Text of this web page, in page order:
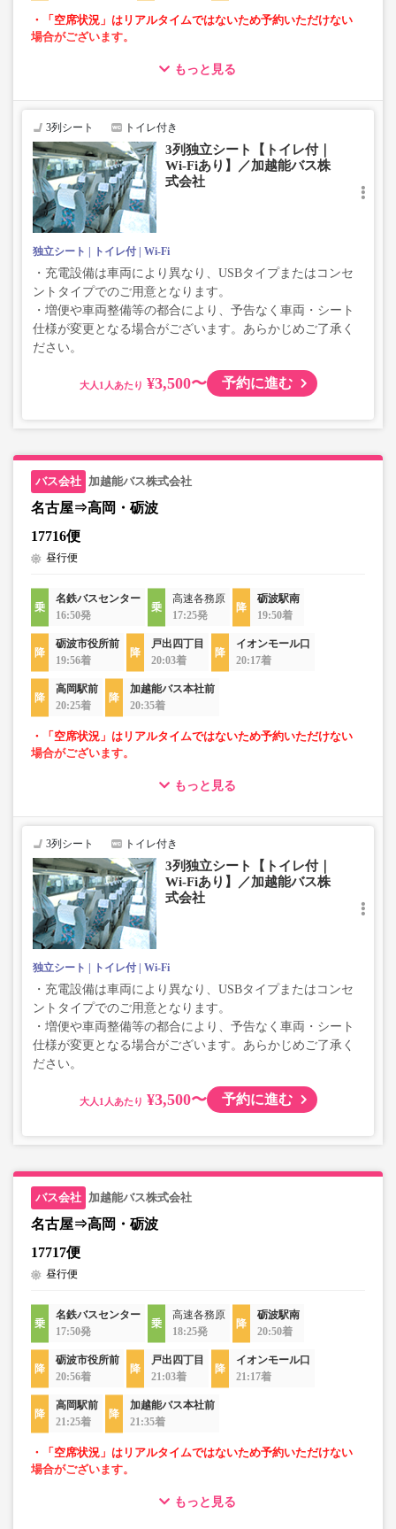
・「空席状況」はリアルタイムではないため予約いただけない
場合がございます。
・ゆったり過ごせる3列独立シート車両での運行
・移動時間を快適に過ごせるWi-Fi付
もっと見る
3列シート トイレ付き
3列独立シート【トイレ付｜
Wi-Fiあり】／加越能バス株
式会社
独立シート トイレ付 Wi-Fi
・充電設備は車両により異なり、USBタイプまたはコンセ
ントタイプでのご用意となります。
・増便や車両整備等の都合により、予告なく車両・シート
仕様が変更となる場合がございます。あらかじめご了承く
ださい。
大人 ¥3,500〜 予約に進む
加越能バス株式会社
名古屋⇒高岡・砺波
17716便
昼行便
名鉄バスセンター
16:50発
高速各務原
17:25発
砺波駅南
19:50着
砺波市役所前
19:56着
戸出四丁目
20:03着
イオンモール口
20:17着
高岡駅前
20:25着
加越能バス本社前
20:35着
・「空席状況」はリアルタイムではないため予約いただけない
場合がございます。
・ゆったり過ごせる3列独立シート車両での運行
・移動時間を快適に過ごせるWi-Fi付
もっと見る
3列シート トイレ付き
3列独立シート【トイレ付｜
Wi-Fiあり】／加越能バス株
式会社
独立シート トイレ付 Wi-Fi
・充電設備は車両により異なり、USBタイプまたはコンセ
ントタイプでのご用意となります。
・増便や車両整備等の都合により、予告なく車両・シート
仕様が変更となる場合がございます。あらかじめご了承く
ださい。
大人 ¥3,500〜 予約に進む
加越能バス株式会社
名古屋⇒高岡・砺波
17717便
昼行便
名鉄バスセンター
17:50発
高速各務原
18:25発
砺波駅南
20:50着
砺波市役所前
20:56着
戸出四丁目
21:03着
イオンモール口
21:17着
高岡駅前
21:25着
加越能バス本社前
21:35着
・「空席状況」はリアルタイムではないため予約いただけない
場合がございます。
・ゆったり過ごせる3列独立シート車両での運行
もっと見る